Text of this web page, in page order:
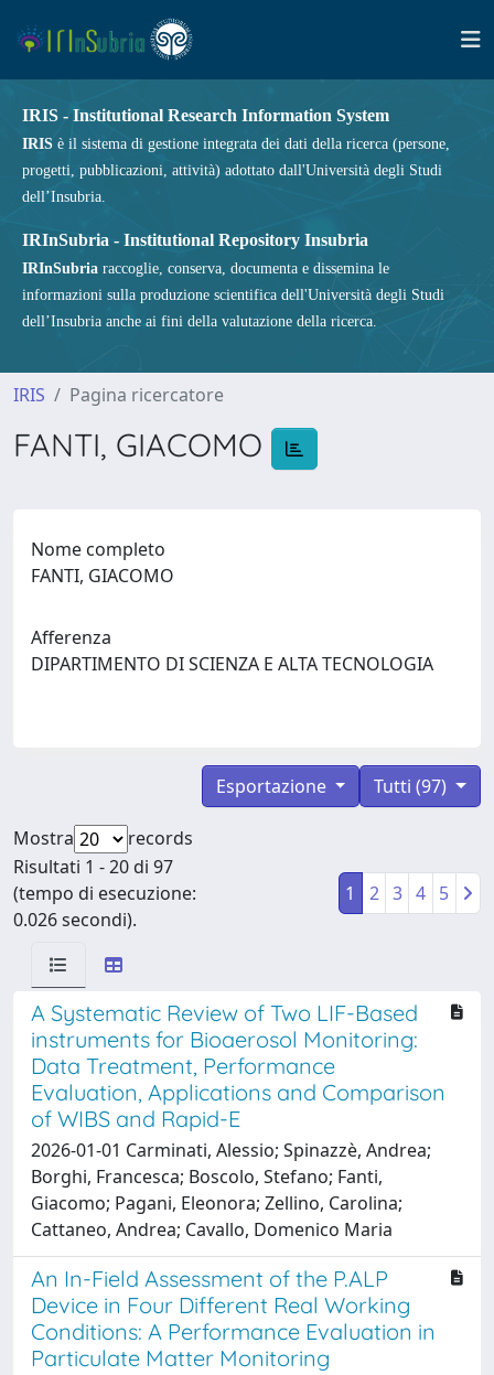
IRIS - Institutional Research Information System
IRIS è il sistema di gestione integrata dei dati della ricerca (persone,
progetti, pubblicazioni, attività) adottato dall'Università degli Studi
dell’Insubria.
IRInSubria - Institutional Repository Insubria
IRInSubria raccoglie, conserva, documenta e dissemina le
informazioni sulla produzione scientifica dell'Università degli Studi
dell’Insubria anche ai fini della valutazione della ricerca.
IRIS Pagina ricercatore
FANTI, GIACOMO
Nome completo
FANTI, GIACOMO
Afferenza
DIPARTIMENTO DI SCIENZA E ALTA TECNOLOGIA
Tutti (97)
Esportazione
Mostra
records
Risultati 1 - 20 di 97
(tempo di esecuzione:
0.026 secondi).
1 2 3 4 5
A Systematic Review of Two LIF-Based
instruments for Bioaerosol Monitoring:
Data Treatment, Performance
Evaluation, Applications and Comparison
of WIBS and Rapid-E
2026-01-01 Carminati, Alessio; Spinazzè, Andrea;
Borghi, Francesca; Boscolo, Stefano; Fanti,
Giacomo; Pagani, Eleonora; Zellino, Carolina;
Cattaneo, Andrea; Cavallo, Domenico Maria
An In-Field Assessment of the P.ALP
Device in Four Different Real Working
Conditions: A Performance Evaluation in
Particulate Matter Monitoring